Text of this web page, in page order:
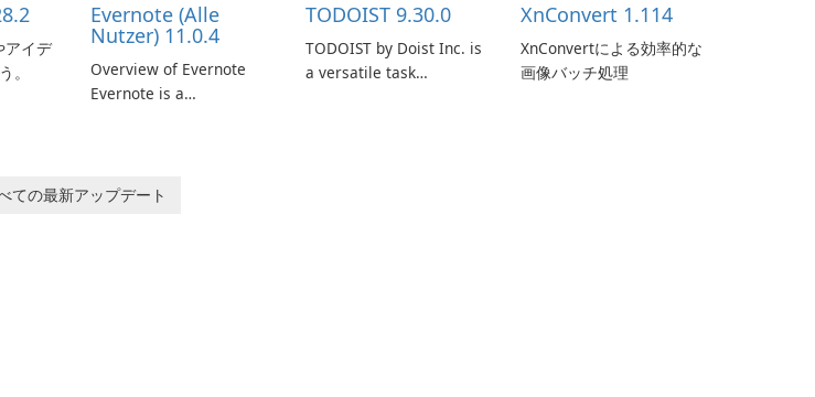
アイデ
。
Evernote (Alle
Nutzer) 11.0.4
Overview of Evernote
Evernote is a
help users capture,
TODOIST 9.30.0
TODOIST by Doist Inc. is
a versatile task
XnConvert 1.114
XnConvertによる効率的な
画像バッチ処理
ての最新アップデート